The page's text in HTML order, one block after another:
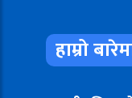
हाम्रो